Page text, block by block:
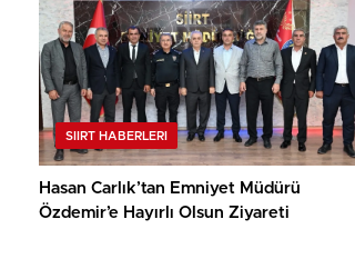
SIIRT HABERLERI
Hasan Carlık’tan Emniyet Müdürü
Özdemir’e Hayırlı Olsun Ziyareti